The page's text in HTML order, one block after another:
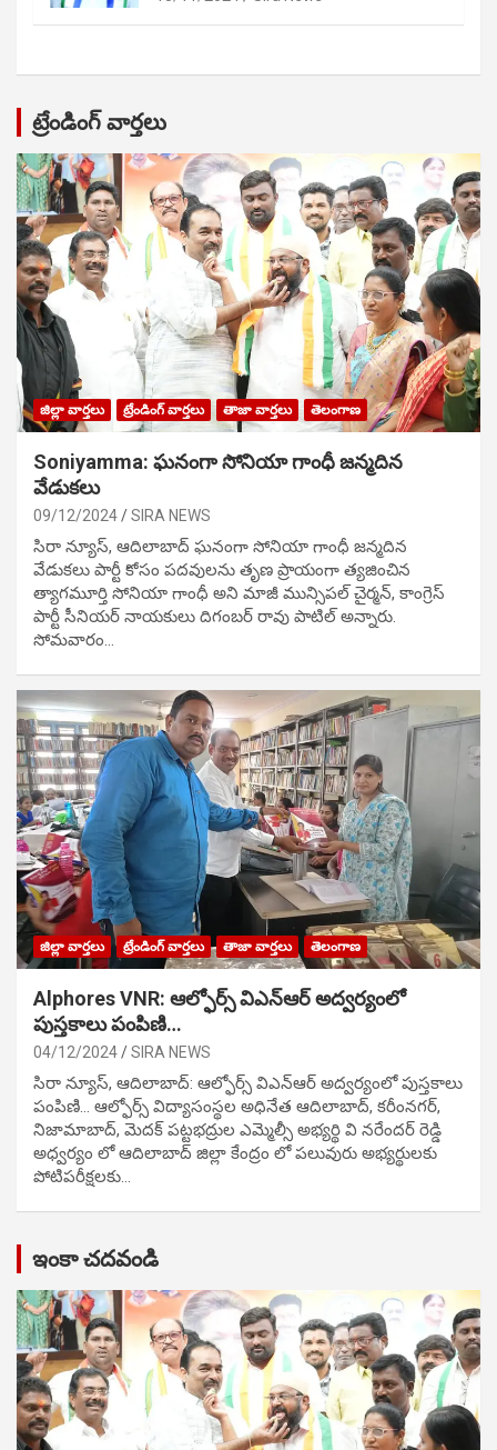
ట్రేండింగ్ వార్తలు
జిల్లా వార్తలు ట్రేండింగ్ వార్తలు తాజా వార్తలు తెలంగాణ
Soniyamma: ఘ‌నంగా సోనియా గాంధీ జ‌న్మ‌దిన
వేడుక‌లు
09/12/2024 SIRA NEWS
సిరా న్యూస్, ఆదిలాబాద్ ఘ‌నంగా సోనియా గాంధీ జ‌న్మ‌దిన
వేడుక‌లు పార్టీ కోసం ప‌ద‌వుల‌ను తృణ ప్రాయంగా త్య‌జించిన
త్యాగమూర్తి సోనియా గాంధీ అని మాజీ మున్సిప‌ల్ చైర్మ‌న్, కాంగ్రెస్
పార్టీ సీనియ‌ర్ నాయ‌కులు దిగంబ‌ర్ రావు పాటిల్ అన్నారు.
సోమవారం…
జిల్లా వార్తలు ట్రేండింగ్ వార్తలు తాజా వార్తలు తెలంగాణ
Alphores VNR: ఆల్ఫోర్స్ విఎన్ఆర్ అద్వర్యంలో
పుస్తకాలు పంపిణి…
04/12/2024 SIRA NEWS
సిరా న్యూస్, ఆదిలాబాద్: ఆల్ఫోర్స్ విఎన్ఆర్ అద్వర్యంలో పుస్తకాలు
పంపిణి… ఆల్ఫోర్స్ విద్యాసంస్థల అధినేత ఆదిలాబాద్, కరీంనగర్,
నిజామాబాద్, మెదక్ పట్టభద్రుల ఎమ్మెల్సీ అభ్యర్థి వి నరేందర్ రెడ్డి
అధ్వర్యం లో ఆదిలాబాద్ జిల్లా కేంద్రం లో పలువురు అభ్యర్థులకు
పోటిప‌రీక్ష‌ల‌కు…
ఇంకా చదవండి